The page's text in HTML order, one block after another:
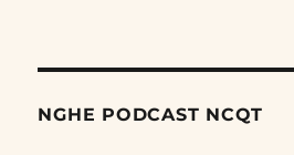
NGHE PODCAST NCQT